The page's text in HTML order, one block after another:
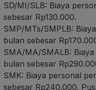
SD/MI/SLB: Biaya
sebesar Rp130.000.
SMP/MTs/SMPLB:
bulan sebesar
SMA/MA/SMALB:
bulan sebesar
SMK: Biaya personal
sebesar Rp240.000.